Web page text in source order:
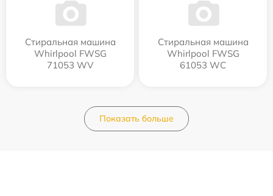
Стиральная машина
Whirlpool FWSG
71053 WV
Стиральная машина
Whirlpool FWSG
61053 WC
Показать больше